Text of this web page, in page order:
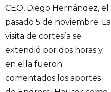
CEO, Diego Hernández, el
pasado 5 de noviembre. La
visita de cortesía se
extendió por dos horas y
en ella fueron
comentados los aportes